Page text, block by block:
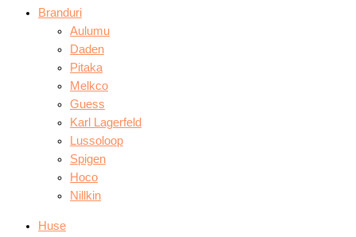
Branduri
Aulumu
Daden
Pitaka
Melkco
Guess
Karl Lagerfeld
Lussoloop
Spigen
Hoco
Nillkin
Huse